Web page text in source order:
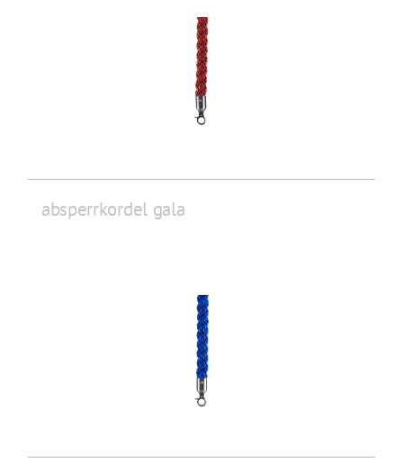
absperrkordel gala